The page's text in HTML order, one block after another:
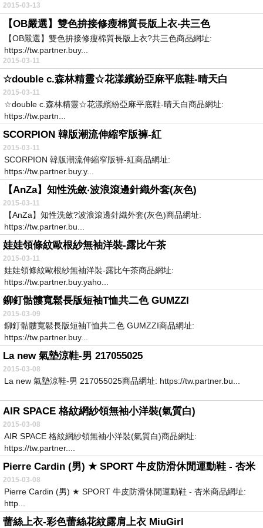
2015-03-13
【OB嚴選】雙色拚接修瘦棉質長版上衣‧共三色
【OB嚴選】雙色拚接修瘦棉質長版上衣?共三色商品網址:
https://tw.partner.buy...
2015-03-11
☆double c.森林精靈☆花漾繽紛亞麻平底鞋-晴天白
2015-03-11
☆double c.森林精靈☆花漾繽紛亞麻平底鞋-晴天白商品網址:
https://tw.partn...
SCORPION 韓版潮流伸縮窄版褲-紅
2015-03-11
SCORPION 韓版潮流伸縮窄版褲-紅商品網址:
https://tw.partner.buy.y...
【AnZa】知性洗斂‧波浪滾邊針織外套(灰色)
2015-03-11
【AnZa】知性洗斂?波浪滾邊針織外套(灰色)商品網址:
https://tw.partner.bu...
娃娃領條紋歐根紗無袖洋裝-露比午茶
2015-03-11
娃娃領條紋歐根紗無袖洋裝-露比午茶商品網址:
https://tw.partner.buy.yaho...
鉚釘骷髏寬鬆長版短袖T恤共二色 GUMZZI
2015-03-09
鉚釘骷髏寬鬆長版短袖T恤共二色 GUMZZI商品網址:
https://tw.partner.buy...
La new 氣墊涼鞋-男 217055025
2015-03-08
La new 氣墊涼鞋-男 217055025商品網址: https://tw.partner.bu...
AIR SPACE 格紋網紗領無袖小洋裝(氣質白)
2015-03-08
AIR SPACE 格紋網紗領無袖小洋裝(氣質白)商品網址:
https://tw.partner....
Pierre Cardin (男) ★ SPORT 牛皮防滑休閒運動鞋 - 杏米
2015-03-08
Pierre Cardin (男) ★ SPORT 牛皮防滑休閒運動鞋 - 杏米商品網址:
http...
蕾絲上衣-彩色蕾絲花紋露肩上衣 MiuGirl